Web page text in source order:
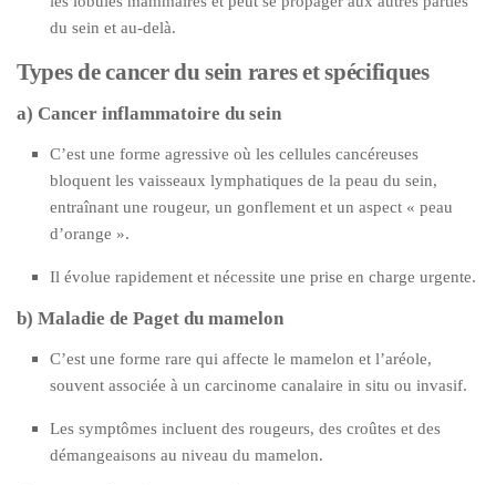
du sein et au-delà.
Types de cancer du sein rares et spécifiques
a) Cancer inflammatoire du sein
C’est une forme agressive où les cellules cancéreuses
bloquent les vaisseaux lymphatiques de la peau du sein,
entraînant une rougeur, un gonflement et un aspect « peau
d’orange ».
Il évolue rapidement et nécessite une prise en charge urgente.
b) Maladie de Paget du mamelon
C’est une forme rare qui affecte le mamelon et l’aréole,
souvent associée à un carcinome canalaire in situ ou invasif.
Les symptômes incluent des rougeurs, des croûtes et des
démangeaisons au niveau du mamelon.